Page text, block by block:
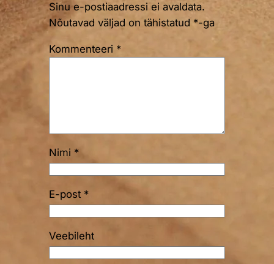
Sinu e-postiaadressi ei avaldata.
Nõutavad väljad on tähistatud *-ga
Kommenteeri *
Nimi *
E-post *
Veebileht